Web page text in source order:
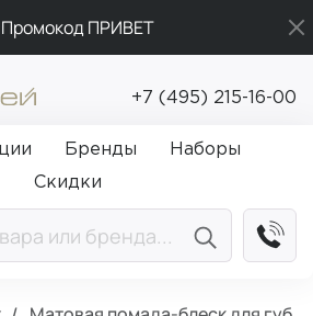
Промокод ПРИВЕТ
доставка от 5 000₽
в каждый заказ от 5 000₽
+7 (495) 215-16-00
Бренды
Наборы
Скидки